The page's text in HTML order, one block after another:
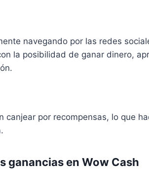
navegando por las redes
la posibilidad de ganar dinero,
canjear por recompensas, lo que
ganancias en Wow Cash